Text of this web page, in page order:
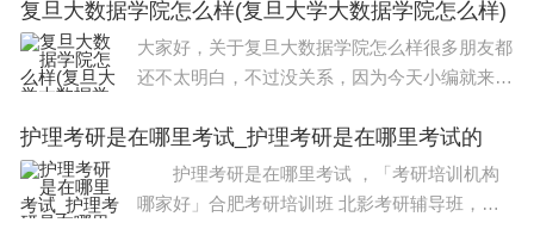
各个知识点结合起来，不容易遗漏也方便记忆。
为此，小编建议2015年考研学习，要复习经济
学首
复旦大数据学院怎么样(复旦大学大数据学院怎么样)
大家好，关于复旦大数据学院怎么样很多朋友都
还不太明白，不过没关系，因为今天小编就来为
点，相信应该可以解决大家的一些困惑和问题，
如果碰巧可以解决您的问题，还望关注下本
护理考研是在哪里考试_护理考研是在哪里考试的
护理考研是在哪里考试 ，「考研培训机构
哪家好」合肥考研培训班 北影考研辅导班，